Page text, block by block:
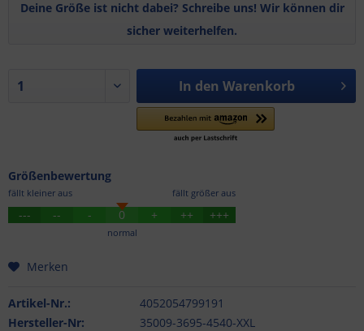
Deine Größe ist nicht dabei? Schreibe uns! Wir können dir
sicher weiterhelfen.
In den Warenkorb
Größenbewertung
fällt größer aus
fällt kleiner aus
--- -- - 0 + ++ +++
normal
Merken
Artikel-Nr.:
4052054799191
Hersteller-Nr:
35009-3695-4540-XXL